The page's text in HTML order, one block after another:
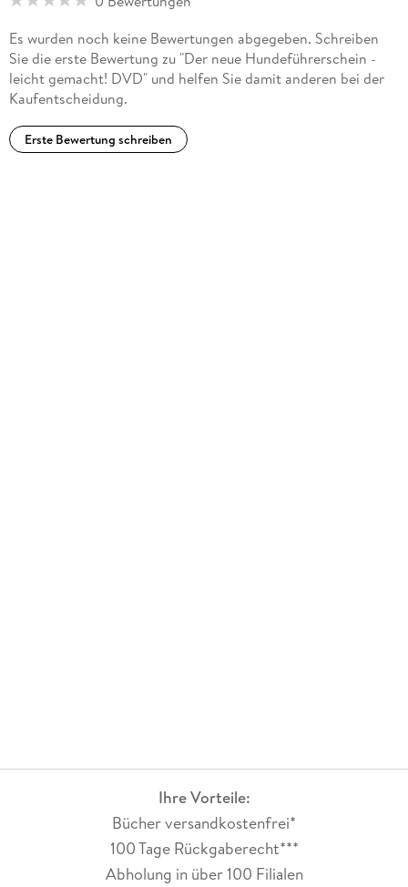
Umgebung - Los geht's Beispiel 1 - in reizarmer Umgebung -
Der Abruf Beispiel 1 - in reizarmer Umgebung - Konfrontation
mit Unbekannten Beispiel 2 - in der Stadt - Training unter
erschwerten Bedingungen Verabschiedung
in Deutschland- Beide haben bereits einige Fachbücher
Magazinen- Ihre Ausbildungen sind von verschiedenen
Ministerien anerkannt
Es wurden noch keine Bewertungen abgegeben. Schreiben
Sie die erste Bewertung zu "Der neue Hundeführerschein -
leicht gemacht! DVD" und helfen Sie damit anderen bei der
Kaufentscheidung.
Erste Bewertung schreiben
Ihre Vorteile:
Bücher versandkostenfrei*
100 Tage Rückgaberecht***
Abholung in über 100 Filialen